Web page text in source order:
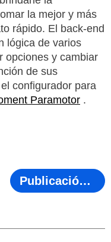
la mejor y más
rápido. El back-end
lógica de varios
opciones y cambiar
de sus
configurador para
Paramotor .
Publicación Siguiente